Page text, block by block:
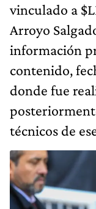
vinculado a
Arroyo
información
contenido,
donde fue
técnicos de